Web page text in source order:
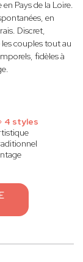
Pays de la Loire.
en
Discret,
couples tout au
fidèles à
4 styles